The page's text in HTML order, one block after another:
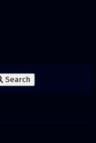
Search